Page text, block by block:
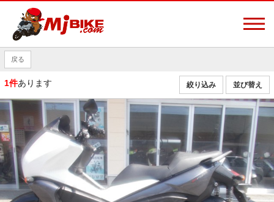
戻る
1件あります 並び替え
絞り込み